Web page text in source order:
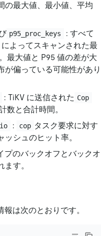
の最大値、最小値、平均
p95_proc_keys
: すべて
よってスキャンされた最
最大値と P95 値の差が大
が偏っている可能性があり
: TiKV に送信された Cop
数と合計時間。
: cop タスク要求に対す
シュのヒット率。
プのバックオフとバックオ
す。
は次のとおりです。